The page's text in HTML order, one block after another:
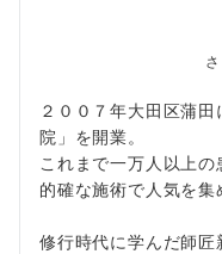
２００７年大田区蒲
院」を開業。
これまで一万人以上
的確な施術で人気を集
修行時代に学んだ師